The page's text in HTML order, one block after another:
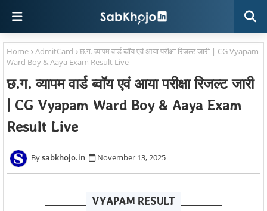
Home AdmitCard
छ.ग. व्यापम वार्ड ब्वॉय एवं आया परीक्षा रिजल्ट जारी | CG Vyapam
Ward Boy & Aaya Exam Result Live
छ.ग. व्यापम वार्ड ब्वॉय एवं आया परीक्षा रिजल्ट जारी
| CG Vyapam Ward Boy & Aaya Exam
Result Live
sabkhojo.in November 13, 2025
VYAPAM RESULT